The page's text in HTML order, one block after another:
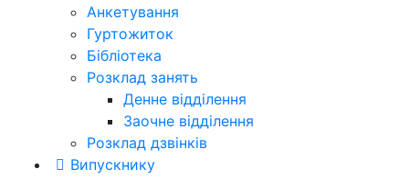
Анкетування
Гуртожиток
Бібліотека
Розклад занять
Денне відділення
Заочне відділення
Розклад дзвінків
Випускнику